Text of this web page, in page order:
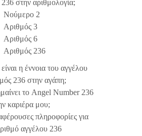
236 στην αριθμολογία;
Νούμερο 2
Αριθμός 3
Αριθμός 6
Αριθμός 236
η έννοια του αγγέλου
236 στην αγάπη;
το Angel Number 236
καριέρα μου;
πληροφορίες για
αγγέλου 236